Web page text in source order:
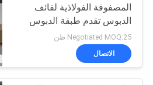
سياسة
الخصوصية
صفيح SPTE
المصفوفة الفولاذية لفائف
الدبوس تقدم طبقة الدبوس
الممتازة لتحسين المتانة
والحماية من التآكل
Negotiated MOQ:25 طن
الاتصال